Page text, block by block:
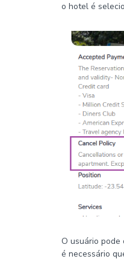
o hotel é
O usuário pode
é necessário